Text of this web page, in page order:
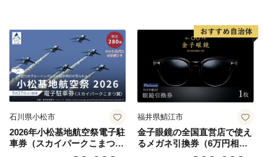
石川県小松市
2026年小松基地航空祭電子駐
車券（スカイパークこまつ
翼） 駐車場 シャトルバスの
福井県鯖江市
金子眼鏡の全国直営店で使え
るメガネ引換券（6万円相
当） Platinum